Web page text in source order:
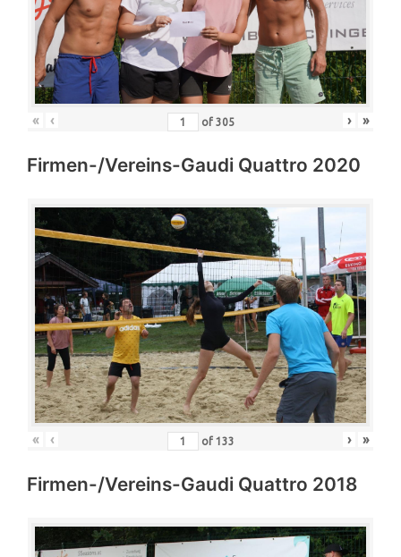
« ‹ of 305 › »
Firmen-/Vereins-Gaudi Quattro 2020
« ‹ of 133 › »
Firmen-/Vereins-Gaudi Quattro 2018